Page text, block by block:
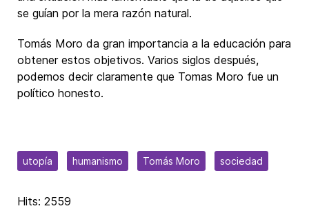
se guían por la mera razón natural.
Tomás Moro da gran importancia a la educación para
obtener estos objetivos. Varios siglos después,
podemos decir claramente que Tomas Moro fue un
político honesto.
utopía humanismo Tomás Moro sociedad
Hits: 2559